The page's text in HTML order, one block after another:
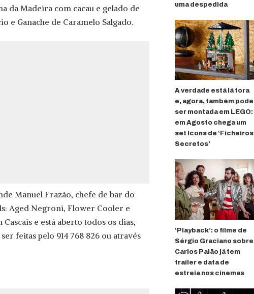
da Madeira com cacau e gelado de
e Ganache de Caramelo Salgado.
Manuel Frazão, chefe de bar do
Aged Negroni, Flower Cooler e
e está aberto todos os dias,
feitas pelo 914 768 826 ou através
uma despedida
A verdade está lá fora
e, agora, também pode
ser montada em LEGO:
em Agosto chega um
set Icons de ‘Ficheiros
Secretos’
‘Playback’: o filme de
Sérgio Graciano sobre
Carlos Paião já tem
trailer e data de
estreia nos cinemas